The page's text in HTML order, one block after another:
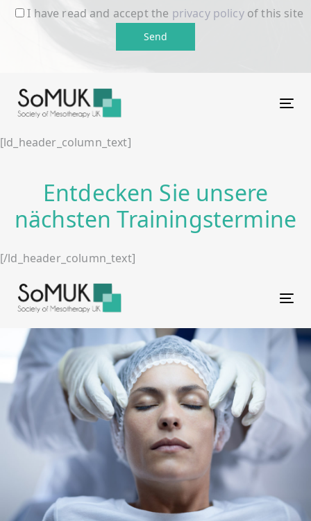
I have read and accept the privacy policyof this site
[ld_header_column_text]
Entdecken Sie unsere
nächsten Trainingstermine
[/ld_header_column_text]